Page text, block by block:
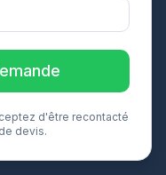
d'être recontacté
devis.